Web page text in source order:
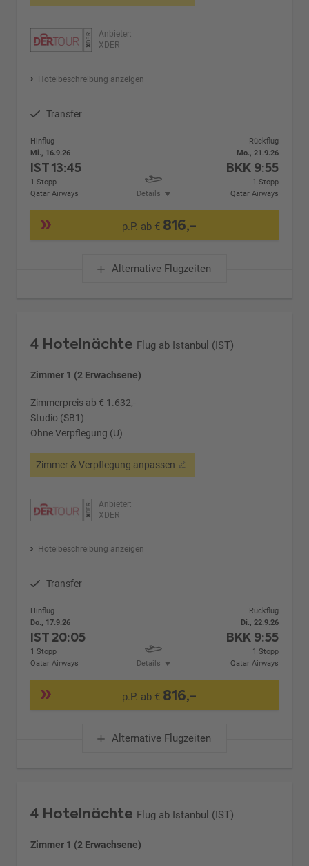
Anbieter:
XDER
Hotelbeschreibung anzeigen
Transfer
Hinflug
Mi., 16.9.26
IST13:45
1 Stopp
Qatar Airways
Details
Rückflug
Mo., 21.9.26
BKK 9:55
1 Stopp
Qatar Airways
p.P. ab € 816,-
Alternative Flugzeiten
4 Hotelnächte Flug ab Istanbul (IST)
Zimmer 1 (2 Erwachsene)
Zimmerpreis ab € 1.632,-
Studio (SB1)
Ohne Verpflegung (U)
Zimmer & Verpflegung anpassen
Anbieter:
XDER
Hotelbeschreibung anzeigen
Transfer
Hinflug
Do., 17.9.26
IST 20:05
1 Stopp
Qatar Airways
Details
Rückflug
Di., 22.9.26
BKK 9:55
1 Stopp
Qatar Airways
p.P. ab € 816,-
Alternative Flugzeiten
4 Hotelnächte Flug ab Istanbul (IST)
Zimmer 1 (2 Erwachsene)